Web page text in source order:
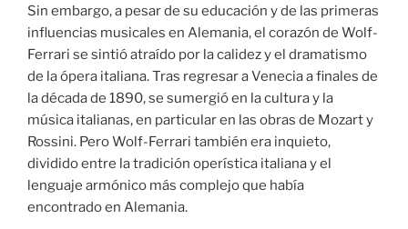
Sin embargo, a pesar de su educación y de las primeras
influencias musicales en Alemania, el corazón de Wolf-
Ferrari se sintió atraído por la calidez y el dramatismo
de la ópera italiana. Tras regresar a Venecia a finales de
la década de 1890, se sumergió en la cultura y la
música italianas, en particular en las obras de Mozart y
Rossini. Pero Wolf-Ferrari también era inquieto,
dividido entre la tradición operística italiana y el
lenguaje armónico más complejo que había
encontrado en Alemania.